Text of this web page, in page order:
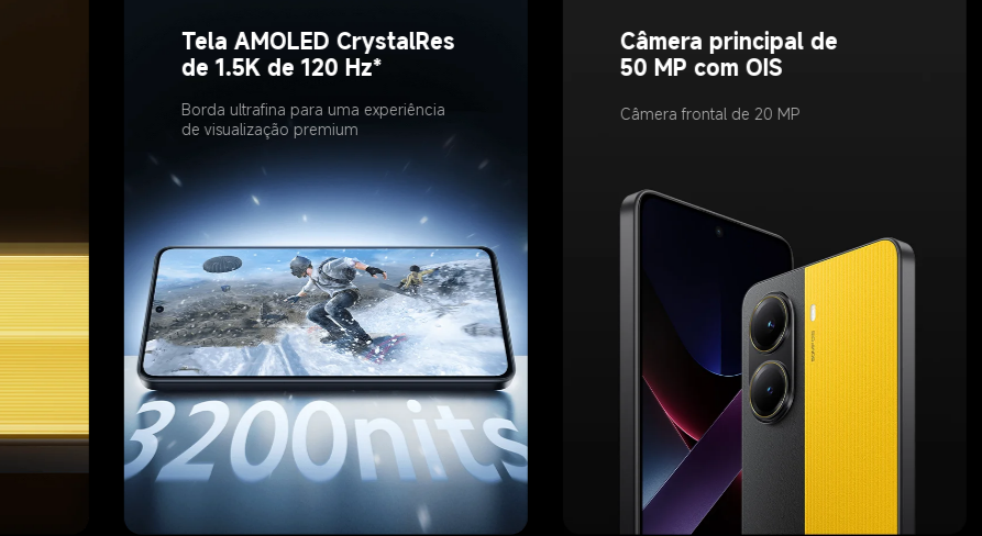
Tela AMOLED CrystalRes
de 1.5K de 120 Hz*
Borda ultrafina para uma experiência
de visualização premium
Câmera principal de
50 MP com OIS
Câmera frontal de 20 MP